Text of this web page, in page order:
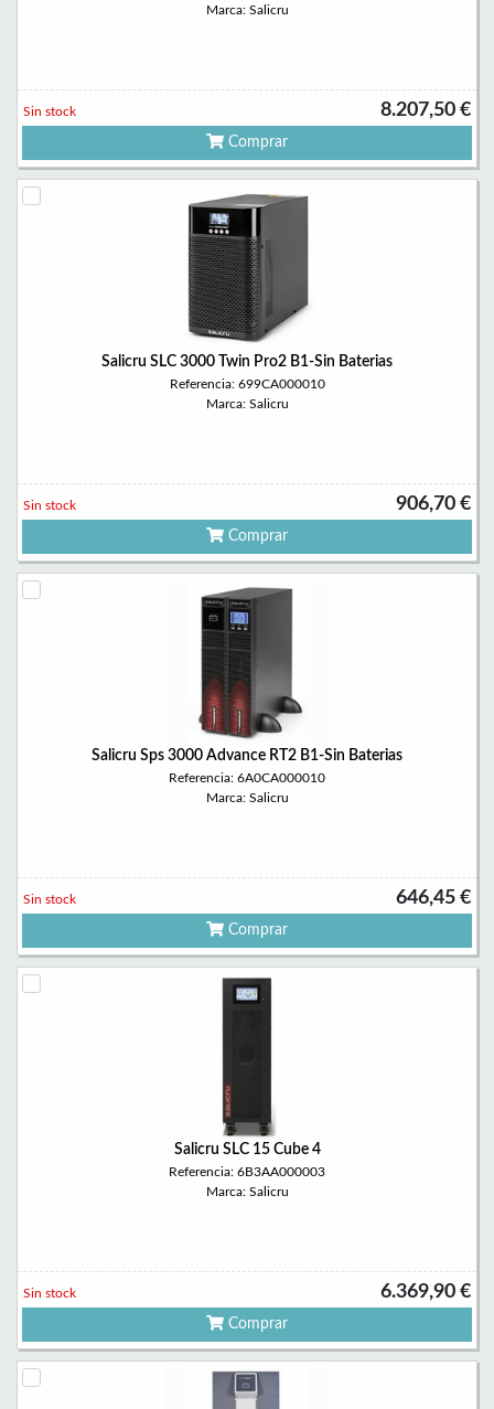
Marca: Salicru
8.207,50 €
Sin stock
Comprar
Salicru SLC 3000 Twin Pro2 B1-Sin Baterias
Referencia: 699CA000010
Marca: Salicru
906,70 €
Sin stock
Comprar
Salicru Sps 3000 Advance RT2 B1-Sin Baterias
Referencia: 6A0CA000010
Marca: Salicru
646,45 €
Sin stock
Comprar
Salicru SLC 15 Cube 4
Referencia: 6B3AA000003
Marca: Salicru
6.369,90 €
Sin stock
Comprar